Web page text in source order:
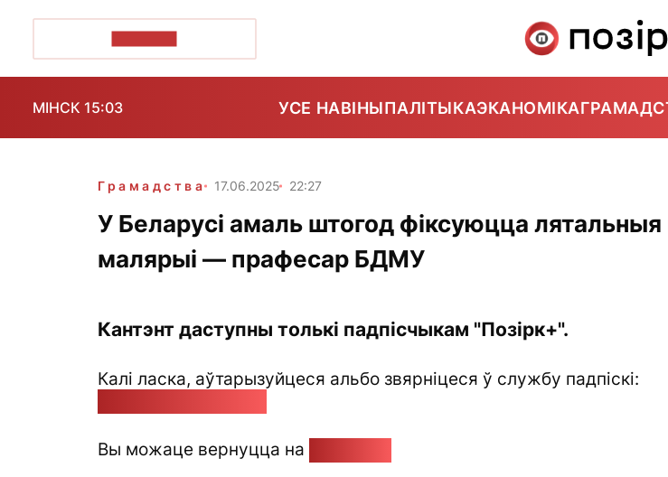
МІНСК 15:03 УСЕ НАВІНЫПАЛІТЫКАЭКАНОМІКА
Грамадства 17.06.2025 22:27
У Беларусі амаль штогод фіксуюцца лятальныя
малярыі — прафесар БДМУ
Кантэнт даступны толькі падпісчыкам "Позірк+".
Калі ласка, аўтарызуйцеся альбо звярніцеся ў службу падпіскі:
Вы можаце вернуцца на